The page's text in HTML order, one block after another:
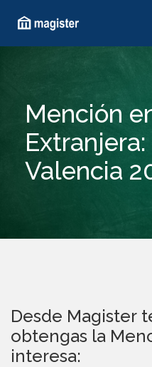
Mención
Valencia
Desde Magister
obtengas la
interesa: